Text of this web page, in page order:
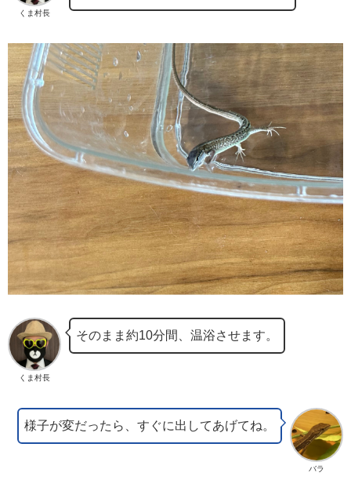
くま村長
くま村長
そのまま約10分間、温浴させます。
バラ
様子が変だったら、すぐに出してあげてね。